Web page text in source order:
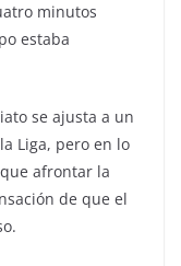
minutos
estaba
se ajusta a un
Liga, pero en lo
afrontar la
de que el